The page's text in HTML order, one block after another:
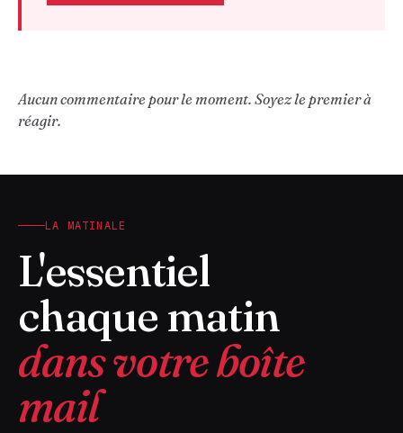
Aucun commentaire pour le moment. Soyez le premier à
réagir.
LA MATINALE
L'essentiel
chaque matin
dans votre boîte
mail